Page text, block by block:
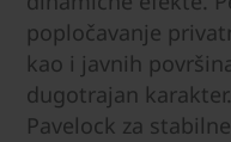
popločavanje
kao i javnih
dugotrajan
Pavelock za